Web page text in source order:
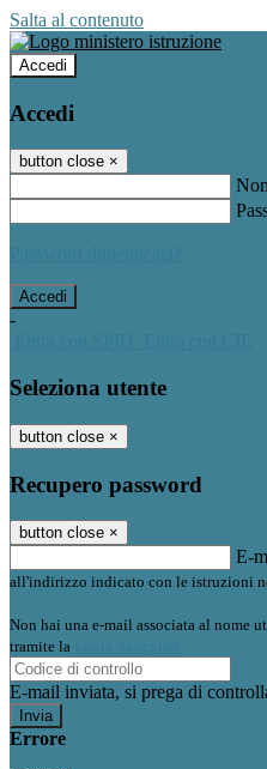
Salta al contenuto
Accedi
Accedi
button close ×
-
Seleziona utente
button close ×
Recupero password
button close ×
E-
all'indirizzo indicato con le istruzioni
Non hai una e-mail associata al nome
tramite la
E-mail inviata, si prega di
Errore